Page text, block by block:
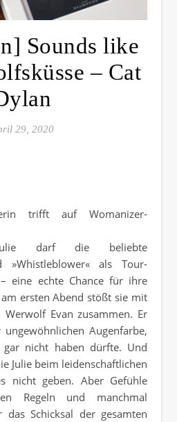
Sounds like
– Cat
29, 2020
trifft auf Womanizer-
darf die beliebte
»Whistleblower« als Tour-
eine echte Chance für ihre
ersten Abend stößt sie mit
Werwolf Evan zusammen. Er
Augenfarbe,
nicht haben dürfte. Und
Julie beim leidenschaftlichen
nicht geben. Aber Gefühle
Regeln und manchmal
das Schicksal der gesamten